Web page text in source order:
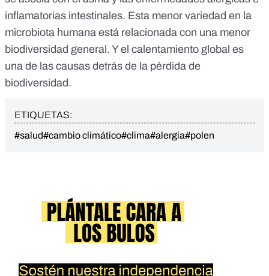
inflamatorias intestinales. Esta menor variedad en la
microbiota humana está relacionada con una menor
biodiversidad general. Yel calentamiento global es
una de las causas detrás de la pérdida de
biodiversidad.
ETIQUETAS:
#salud#cambio climático#clima#alergia#polen